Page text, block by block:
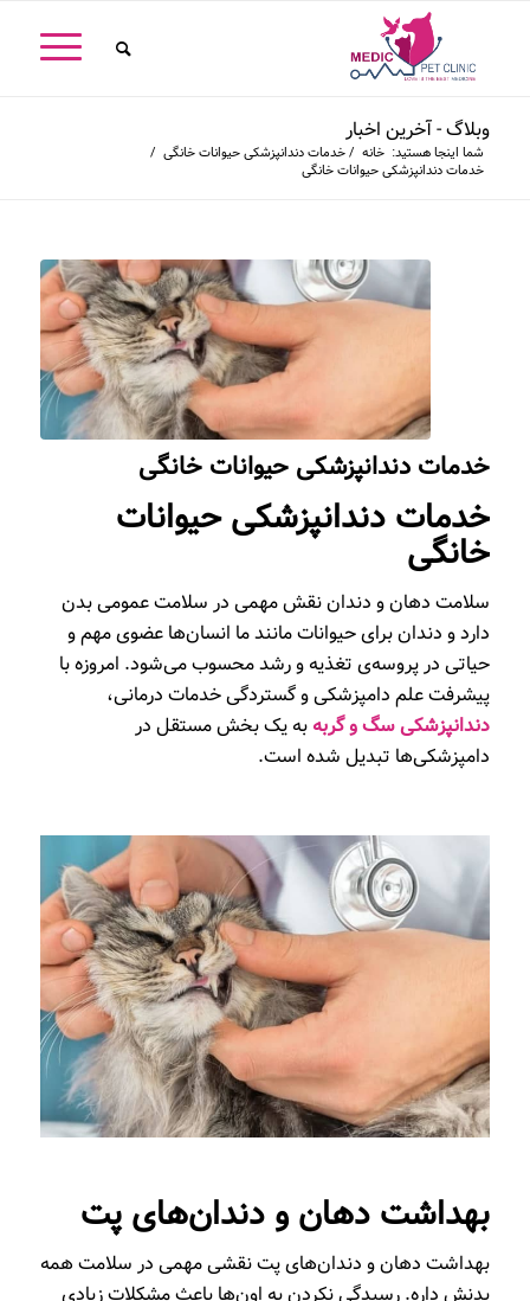
وبلاگ - آخرین اخبار
شما اینجا هستید: خانه /خدمات دندانپزشکی حیوانات خانگی /
خدمات دندانپزشکی حیوانات خانگی
خدمات دندانپزشکی حیوانات خانگی
خدمات دندانپزشکی حیوانات
خانگی
سلامت دهان و دندان نقش مهمی در سلامت عمومی بدن
دارد و دندان برای حیوانات مانند ما انسان‌ها عضوی مهم و
حیاتی در پروسه‌ی تغذیه و رشد محسوب می‌شود. امروزه با
پیشرفت علم دامپزشکی و گستردگی خدمات درمانی،
دندانپزشکی سگ و گربه به یک بخش مستقل در
دامپزشکی‌ها تبدیل شده است.
بهداشت دهان و دندان‌های پت
بهداشت دهان و دندان‌های پت نقشی مهمی در سلامت همه
بدنش داره. رسیدگی نکردن به اون‌ها باعث مشکلات زیادی